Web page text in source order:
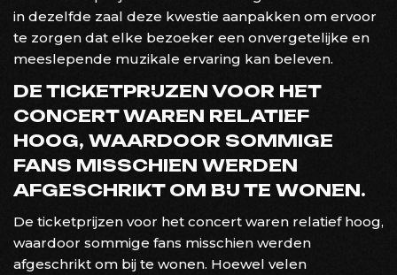
in dezelfde zaal deze kwestie aanpakken om ervoor
te zorgen dat elke bezoeker een onvergetelijke en
meeslepende muzikale ervaring kan beleven.
DE TICKETPRIJZEN VOOR HET
CONCERT WAREN RELATIEF
HOOG, WAARDOOR SOMMIGE
FANS MISSCHIEN WERDEN
AFGESCHRIKT OM BIJ TE WONEN.
De ticketprijzen voor het concert waren relatief hoog,
waardoor sommige fans misschien werden
afgeschrikt om bij te wonen. Hoewel velen